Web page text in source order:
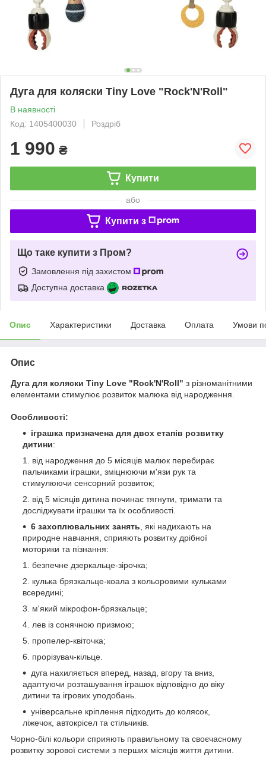
Дуга для коляски Tiny Love "Rock'N'Roll"
В наявності
Код: 1405400030
Роздріб
1 990 ₴
Купити
або
Купити з
Що таке купити з Пром?
Замовлення під захистом
Доступна доставка
Опис Характеристики Доставка Оплата Умови
Опис
Дуга для коляски Tiny Love "Rock'N'Roll" з різноманітними
елементами стимулює розвиток малюка від народження.
Особливості:
іграшка призначена для двох етапів розвитку
дитини:
від народження до 5 місяців малюк перебирає
пальчиками іграшки, зміцнюючи м'язи рук та
стимулюючи сенсорний розвиток;
від 5 місяців дитина починає тягнути, тримати та
досліджувати іграшки та їх особливості.
6 захоплювальних занять , які надихають на
природне навчання, сприяють розвитку дрібної
моторики та пізнання:
безпечне дзеркальце-зірочка;
кулька брязкальце-коала з кольоровими кульками
всередині;
м'який мікрофон-брязкальце;
лев із сонячною призмою;
пропелер-квіточка;
прорізувач-кільце.
дуга нахиляється вперед, назад, вгору та вниз,
адаптуючи розташування іграшок відповідно до віку
дитини та ігрових уподобань.
універсальне кріплення підходить до колясок,
ліжечок, автокрісел та стільчиків.
Чорно-білі кольори сприяють правильному та своєчасному
розвитку зорової системи з перших місяців життя дитини.